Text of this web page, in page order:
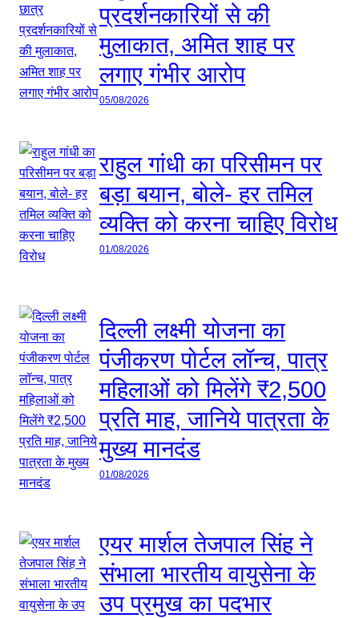
प्रदर्शनकारियों से की
मुलाकात, अमित शाह पर
लगाए गंभीर आरोप
05/08/2026
राहुल गांधी का परिसीमन पर
बड़ा बयान, बोले- हर तमिल
व्यक्ति को करना चाहिए विरोध
01/08/2026
दिल्ली लक्ष्मी योजना का
पंजीकरण पोर्टल लॉन्च, पात्र
महिलाओं को मिलेंगे ₹2,500
प्रति माह, जानिये पात्रता के
मुख्य मानदंड
01/08/2026
एयर मार्शल तेजपाल सिंह ने
संभाला भारतीय वायुसेना के
उप प्रमुख का पदभार